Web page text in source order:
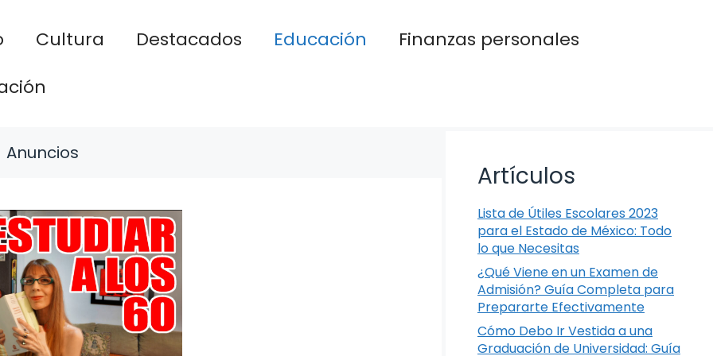
Cultura Destacados Educación
Finanzas personales
Anuncios
Artículos
Lista de Útiles Escolares 2023
para el Estado de México: Todo
lo que Necesitas
¿Qué Viene en un Examen de
Admisión? Guía Completa para
Prepararte Efectivamente
Cómo Debo Ir Vestida a una
Graduación de Universidad: Guía